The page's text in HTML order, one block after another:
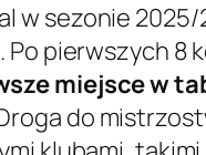
w sezonie
. Po pierwszych 8
miejsce w
do